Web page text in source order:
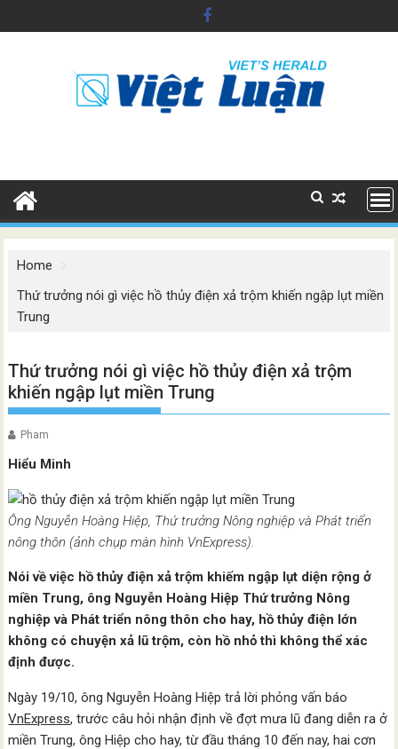
to
Home
Thứ trưởng nói gì việc hồ thủy điện xả trộm khiến ngập lụt miền
Trung
Thứ trưởng nói gì việc hồ thủy điện xả trộm
khiến ngập lụt miền Trung
Pham
Hiểu Minh
Ông Nguyễn Hoàng Hiệp, Thứ trưởng Nông nghiệp và Phát triển
nông thôn (ảnh chụp màn hình VnExpress).
Nói về việc hồ thủy điện xả trộm khiếm ngập lụt diện rộng ở
miền Trung, ông Nguyễn Hoàng Hiệp Thứ trưởng Nông
nghiệp và Phát triển nông thôn cho hay, hồ thủy điện lớn
không có chuyện xả lũ trộm, còn hồ nhỏ thì không thể xác
định được.
Ngày 19/10, ông Nguyễn Hoàng Hiệp trả lời phỏng vấn báo
VnExpress, trước câu hỏi nhận định về đợt mưa lũ đang diễn ra ở
miền Trung, ông Hiệp cho hay, từ đầu tháng 10 đến nay, hai cơn